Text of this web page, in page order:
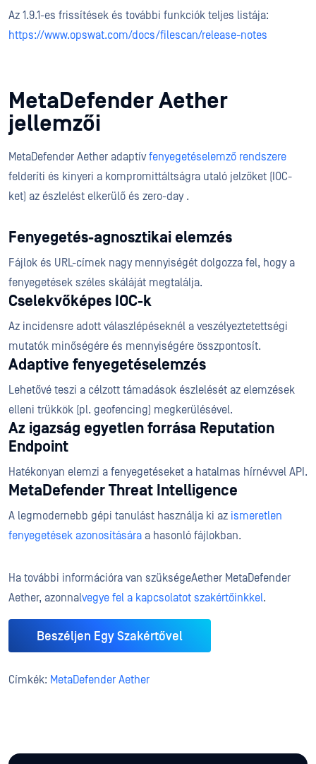
Az 1.9.1-es frissítések és további funkciók teljes listája:
https://www.opswat.com/docs/filescan/release-notes
MetaDefender Aether
jellemzői
MetaDefender Aether adaptívfenyegetéselemző rendszere
felderíti és kinyeri a kompromittáltságra utaló jelzőket (IOC-
ket) az észlelést elkerülő és zero-day .
Fenyegetés-agnosztikai elemzés
Fájlok és URL-címek nagy mennyiségét dolgozza fel, hogy a
fenyegetések széles skáláját megtalálja.
Cselekvőképes IOC-k
Az incidensre adott válaszlépéseknél a veszélyeztetettségi
mutatók minőségére és mennyiségére összpontosít.
Adaptive fenyegetéselemzés
Lehetővé teszi a célzott támadások észlelését az elemzések
elleni trükkök (pl. geofencing) megkerülésével.
Az igazság egyetlen forrása Reputation
Endpoint
Hatékonyan elemzi a fenyegetéseket a hatalmas hírnévvel API.
MetaDefender Threat Intelligence
A legmodernebb gépi tanulást használja ki az ismeretlen
fenyegetések azonosítására a hasonló fájlokban.
Ha további információra van szükségeAether MetaDefender
Aether, azonnalvegye fel a kapcsolatot szakértőinkkel.
Beszéljen Egy Szakértővel
Címkék: MetaDefender Aether